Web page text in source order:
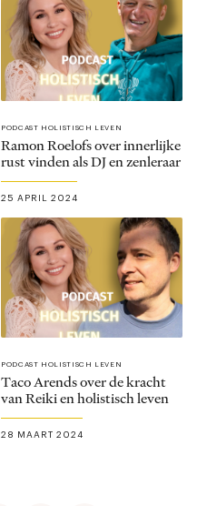
PODCAST HOLISTISCH LEVEN
Ramon Roelofs over innerlijke
rust vinden als DJ en zenleraar
25 APRIL 2024
PODCAST HOLISTISCH LEVEN
Taco Arends over de kracht
van Reiki en holistisch leven
28 MAART 2024